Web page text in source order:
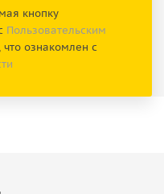
кнопку
Пользовательским
ознакомлен с